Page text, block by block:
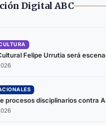
Digital ABC
Felipe Urrutia será
procesos disciplinarios contra